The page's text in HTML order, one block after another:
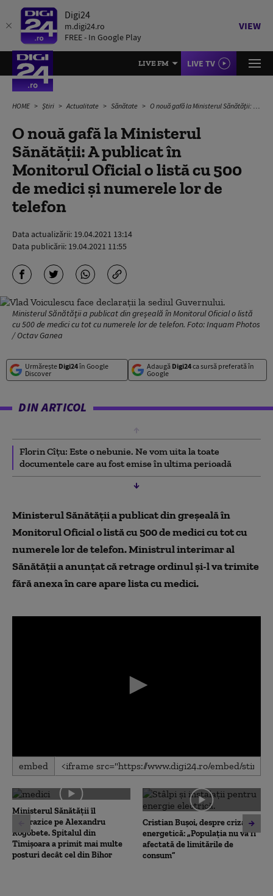
Digi24
m.digi24.ro
FREE - In Google Play
VIEW
LIVE FM LIVE TV
HOME Știri Actualitate Sănătate O nouă gafă la Ministerul Sănătății: A publicat în Monitorul Oficial o listă cu 500 de medici și numerele lor de telefon
O nouă gafă la Ministerul
Sănătății: A publicat în
Monitorul Oficial o listă cu 500
de medici și numerele lor de
telefon
Data actualizării: 19.04.2021 13:14
Data publicării: 19.04.2021 11:55
Ministerul Sănătății a publicat din greșeală în Monitorul Oficial o listă
cu 500 de medici cu tot cu numerele lor de telefon. Foto: Inquam Photos
/ Octav Ganea
Urmărește Digi24în Google
Discover
Adaugă Digi24ca sursă preferată în
Google
DIN ARTICOL
Florin Cîțu: Este o nebunie. Ne vom uita la toate
documentele care au fost emise în ultima perioadă
Ministerul Sănătății a publicat din greșeală în
Monitorul Oficial o listă cu 500 de medici cu tot cu
numerele lor de telefon. Ministrul interimar al
Sănătății a anunțat că retrage ordinul și-l va trimite
fără anexa în care apare lista cu medici.
0
seconds
0
seconds
embed
Ministerul Sănătății îl
contrazice pe Alexandru
Rogobete. Spitalul din
Timișoara a primit mai multe
posturi decât cel din Bihor
Cristian Bușoi, despre criza
energetică: „Populația nu va fi
afectată de limitările de
consum”